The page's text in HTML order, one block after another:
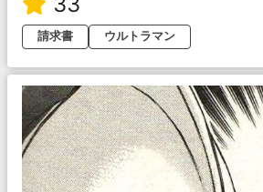
請求書
ウルトラマン